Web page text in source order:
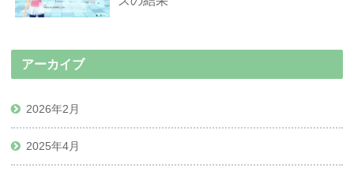
アーカイブ
2026年2月
2025年4月